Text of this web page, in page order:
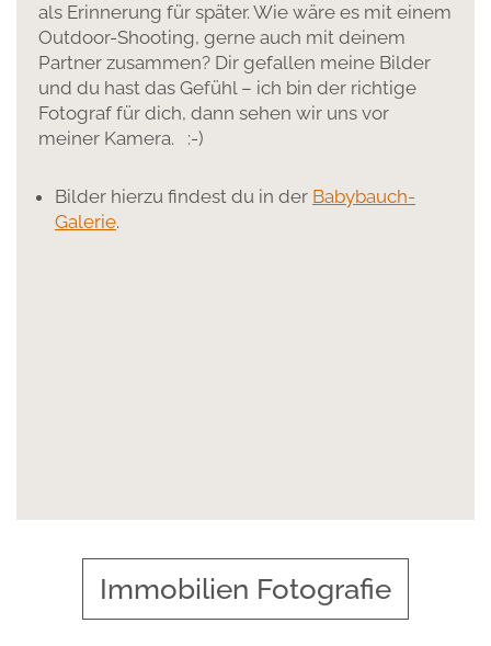
als Erinnerung für später. Wie wäre es mit einem
Outdoor-Shooting, gerne auch mit deinem
Partner zusammen? Dir gefallen meine Bilder
und du hast das Gefühl – ich bin der richtige
Fotograf für dich, dann sehen wir uns vor
meiner Kamera. :-)
Bilder hierzu findest du in der Babybauch-
Galerie.
Immobilien Fotografie